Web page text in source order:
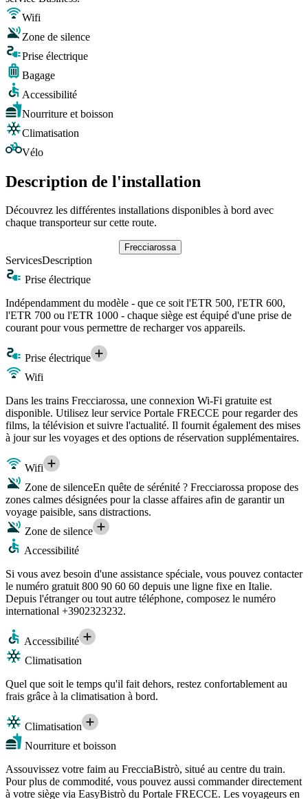
Wifi
Zone de silence
Prise électrique
Bagage
Accessibilité
Nourriture et boisson
Climatisation
Vélo
Description de l'installation
Découvrez les différentes installations disponibles à bord avec
chaque transporteur sur cette route.
Frecciarossa
ServicesDescription
Prise électrique
Indépendamment du modèle - que ce soit l'ETR 500, l'ETR 600,
l'ETR 700 ou l'ETR 1000 - chaque siège est équipé d'une prise de
courant pour vous permettre de recharger vos appareils.
Prise électrique
Wifi
Dans les trains Frecciarossa, une connexion Wi-Fi gratuite est
disponible. Utilisez leur service Portale FRECCE pour regarder des
films, la télévision et suivre l'actualité. Il fournit également des mises
à jour sur les voyages et des options de réservation supplémentaires.
Wifi
Zone de silenceEn quête de sérénité ? Frecciarossa propose des
zones calmes désignées pour la classe affaires afin de garantir un
voyage paisible, sans distractions.
Zone de silence
Accessibilité
Si vous avez besoin d'une assistance spéciale, vous pouvez contacter
le numéro gratuit 800 90 60 60 depuis une ligne fixe en Italie.
Depuis l'étranger ou tout autre téléphone, composez le numéro
international +3902323232.
Accessibilité
Climatisation
Quel que soit le temps qu'il fait dehors, restez confortablement au
frais grâce à la climatisation à bord.
Climatisation
Nourriture et boisson
Assouvissez votre faim au FrecciaBistrò, situé au centre du train.
Pour plus de commodité, vous pouvez aussi commander directement
à votre siège via EasyBistrò du Portale FRECCE. Les voyageurs en